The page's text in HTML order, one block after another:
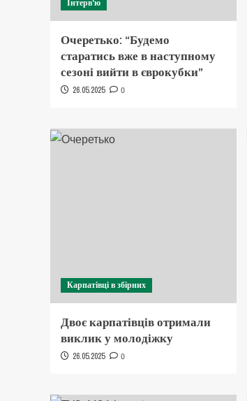
Інтерв'ю
Очеретько: “Будемо
старатись вже в наступному
сезоні вийти в єврокубки”
26.05.2025 0
Карпатівці в збірних
Двоє карпатівців отримали
виклик у молодіжку
26.05.2025 0